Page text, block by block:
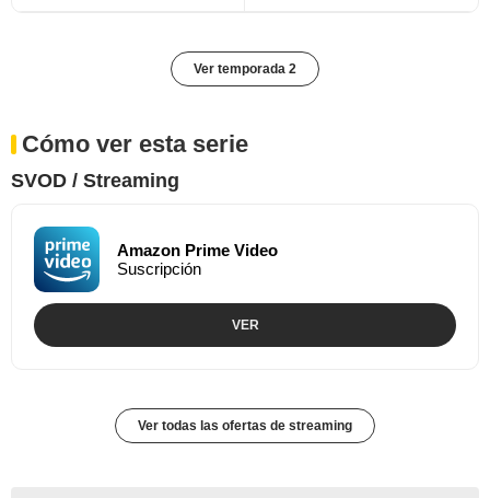
Ver temporada 2
Cómo ver esta serie
SVOD / Streaming
Amazon Prime Video
Suscripción
VER
Ver todas las ofertas de streaming